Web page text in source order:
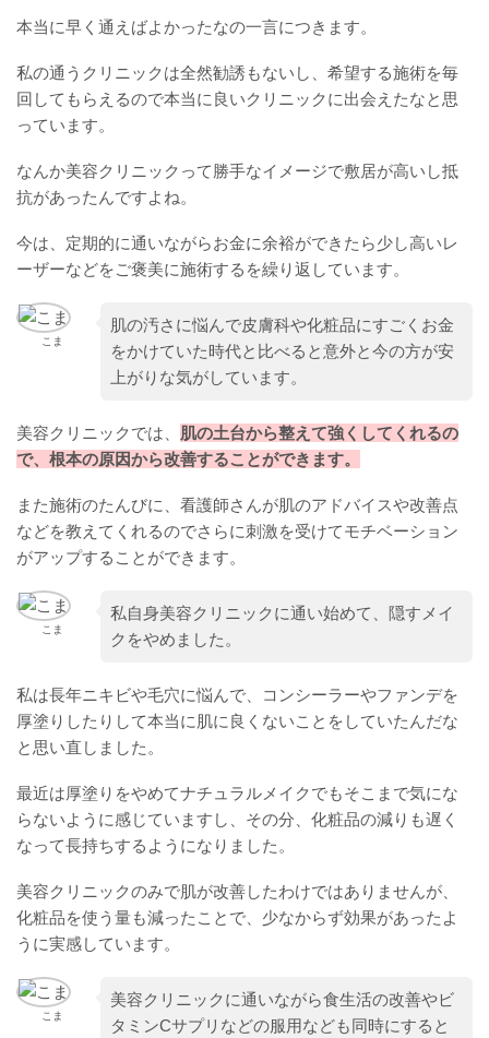
本当に早く通えばよかったなの一言につきます。
私の通うクリニックは全然勧誘もないし、希望する施術を毎
回してもらえるので本当に良いクリニックに出会えたなと思
っています。
なんか美容クリニックって勝手なイメージで敷居が高いし抵
抗があったんですよね。
今は、定期的に通いながらお金に余裕ができたら少し高いレ
ーザーなどをご褒美に施術するを繰り返しています。
こま
肌の汚さに悩んで皮膚科や化粧品にすごくお金
をかけていた時代と比べると意外と今の方が安
上がりな気がしています。
美容クリニックでは、 肌の土台から整えて強くしてくれるの
で、根本の原因から改善することができます。
また施術のたんびに、看護師さんが肌のアドバイスや改善点
などを教えてくれるのでさらに刺激を受けてモチベーション
がアップすることができます。
こま
私自身美容クリニックに通い始めて、隠すメイ
クをやめました。
私は長年ニキビや毛穴に悩んで、コンシーラーやファンデを
厚塗りしたりして本当に肌に良くないことをしていたんだな
と思い直しました。
最近は厚塗りをやめてナチュラルメイクでもそこまで気にな
らないように感じていますし、その分、化粧品の減りも遅く
なって長持ちするようになりました。
美容クリニックのみで肌が改善したわけではありませんが、
化粧品を使う量も減ったことで、少なからず効果があったよ
うに実感しています。
こま
美容クリニックに通いながら食生活の改善やビ
タミンCサプリなどの服用なども同時にすると